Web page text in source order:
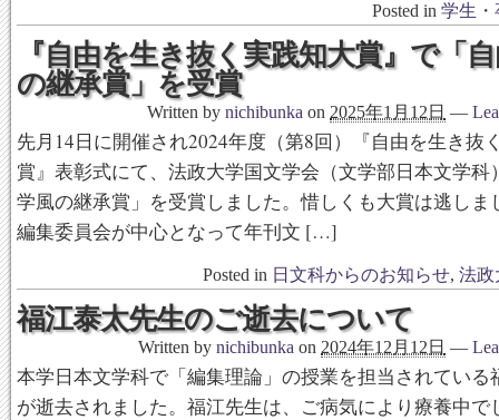
Posted in 学生・
『自由を生き抜く実践知大賞』で「
の継承賞」を受賞
Written by nichibunka on 2025年1月12日 —
先月14日に開催され2024年度（第8回）『自由を生き抜
賞』表彰式にて、法政大学国文学会（文学部日本文学科
学風の継承賞」を受賞しました。惜しくも大賞は逃しま
編集委員会が中心となって年刊文 […]
Posted in 日文科からのお知らせ, 法政
福江泰太先生のご逝去について
Written by nichibunka on 2024年12月12日 —
本学日本文学科で「編集理論」の授業を担当されている
が逝去されました。福江先生は、ご病気により療養中で